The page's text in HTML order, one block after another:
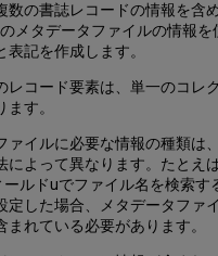
数の書誌レコードの情報を含
メタデータファイルの情報
表記を作成します。
レコード要素は、単一のコレ
ます。
ァイルに必要な情報の種類は
によって異なります。たとえ
ルドuでファイル名を検索す
定した場合、メタデータファ
まれている必要があります。